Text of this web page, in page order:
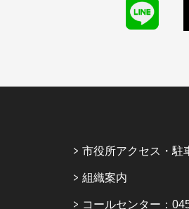
市役所アクセス・駐
組織案内
コールセンター：